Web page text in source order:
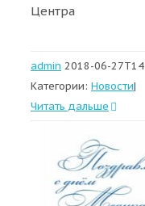
Центра
admin 2018-06-
Категории: Новости|
Читать дальше